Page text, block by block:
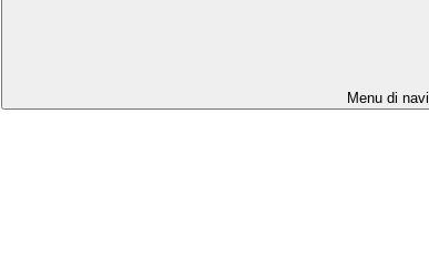
Menu di